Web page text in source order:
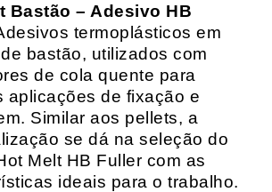
Bastão – Adesivo HB
termoplásticos em
bastão, utilizados com
de cola quente para
aplicações de fixação e
Similar aos pellets, a
se dá na seleção do
Melt HB Fuller com as
ideais para o trabalho.